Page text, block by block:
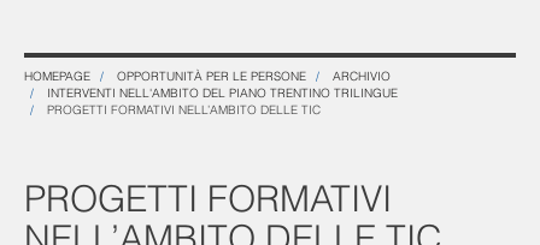
HOMEPAGE OPPORTUNITÀ PER LE PERSONE ARCHIVIO
INTERVENTI NELL'AMBITO DEL PIANO TRENTINO TRILINGUE
PROGETTI FORMATIVI NELL’AMBITO DELLE TIC
PROGETTI FORMATIVI
NELL’AMBITO DELLE TIC